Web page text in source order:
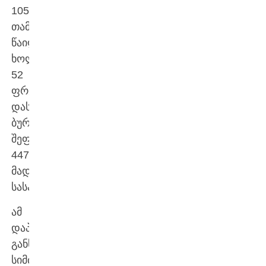
105
თამაში
წაიღო,
ხოლო
52
ფრედ
დასრულდა.
ბურთების
შეფარდება
447:436
მადრიდელთა
სასარგებლოდ.
ამ
დაპირისპირებას
განსაკუთრებული
სიმძაფრე